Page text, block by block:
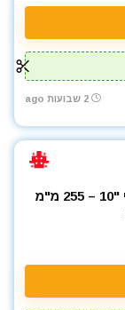
2 שבועות ago
מסור גרונג דייהו חשמלי "10 – 255 מ"מ